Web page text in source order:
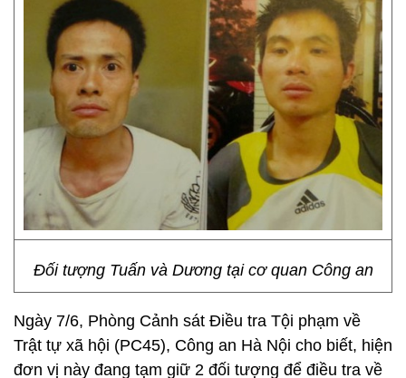
Đối tượng Tuấn và Dương tại cơ quan Công an
Ngày 7/6, Phòng Cảnh sát Điều tra Tội phạm về
Trật tự xã hội (PC45), Công an Hà Nội cho biết, hiện
đơn vị này đang tạm giữ 2 đối tượng để điều tra về